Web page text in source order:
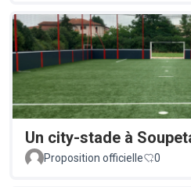
Un city-stade à
Proposition officielle
0